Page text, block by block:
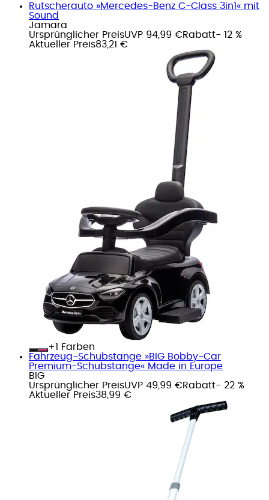
Rutscherauto »Mercedes-Benz C-Class 3in1« mit
Sound
Jamara
Ursprünglicher PreisUVP 94,99 €Rabatt- 12 %
Aktueller Preis83,21 €
+
Farben
Fahrzeug-Schubstange »BIG Bobby-Car
Premium-Schubstange« Made in Europe
BIG
Ursprünglicher PreisUVP 49,99 €Rabatt- 22 %
Aktueller Preis38,99 €